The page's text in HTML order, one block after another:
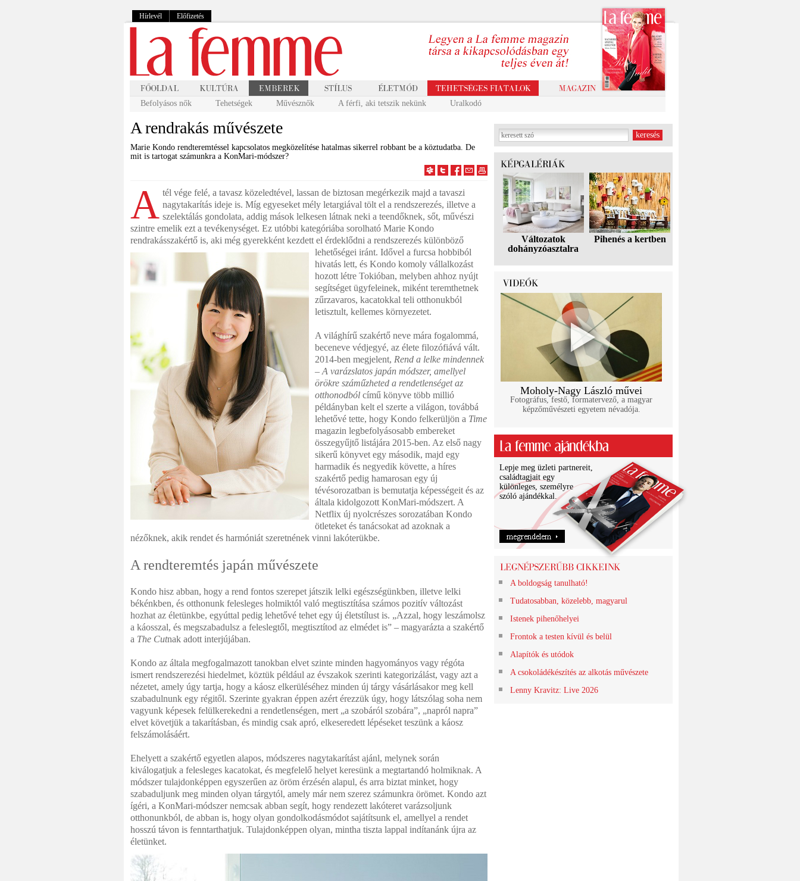
Hírlevél Előfizetés
Befolyásos nők Tehetségek Művésznők A férfi, aki tetszik nekünk Uralkodó
A rendrakás művészete
Marie Kondo rendteremtéssel kapcsolatos megközelítése hatalmas sikerrel robbant be a köztudatba. De
mit is tartogat számunkra a KonMari-módszer?
A tél vége felé, a tavasz közeledtével, lassan de biztosan megérkezik majd a tavaszi
nagytakarítás ideje is. Míg egyeseket mély letargiával tölt el a rendszerezés, illetve a
szelektálás gondolata, addig mások lelkesen látnak neki a teendőknek, sőt, művészi
szintre emelik ezt a tevékenységet. Ez utóbbi kategóriába sorolható Marie Kondo
rendrakásszakértő is, aki még gyerekként kezdett el érdeklődni a rendszerezés különböző
lehetőségei iránt. Idővel a furcsa hobbiból
hivatás lett, és Kondo komoly vállalkozást
hozott létre Tokióban, melyben ahhoz nyújt
segítséget ügyfeleinek, miként teremthetnek
zűrzavaros, kacatokkal teli otthonukból
letisztult, kellemes környezetet.
A világhírű szakértő neve mára fogalommá,
beceneve védjegyé, az élete filozófiává vált.
2014-ben megjelent, Rend a lelke mindennek
– A varázslatos japán módszer, amellyel
örökre száműzheted a rendetlenséget az
otthonodból című könyve több millió
példányban kelt el szerte a világon, továbbá
lehetővé tette, hogy Kondo felkerüljön a Time
magazin legbefolyásosabb embereket
összegyűjtő listájára 2015-ben. Az első nagy
sikerű könyvet egy második, majd egy
harmadik és negyedik követte, a híres
szakértő pedig hamarosan egy új
tévésorozatban is bemutatja képességeit és az
általa kidolgozott KonMari-módszert. A
Netflix új nyolcrészes sorozatában Kondo
ötleteket és tanácsokat ad azoknak a
nézőknek, akik rendet és harmóniát szeretnének vinni lakóterükbe.
A rendteremtés japán művészete
Kondo hisz abban, hogy a rend fontos szerepet játszik lelki egészségünkben, illetve lelki
békénkben, és otthonunk felesleges holmiktól való megtisztítása számos pozitív változást
hozhat az életünkbe, egyúttal pedig lehetővé tehet egy új életstílust is. „Azzal, hogy leszámolsz
a káosszal, és megszabadulsz a feleslegtől, megtisztítod az elmédet is” – magyarázta a szakértő
a The Cutnak adott interjújában.
Kondo az általa megfogalmazott tanokban elvet szinte minden hagyományos vagy régóta
ismert rendszerezési hiedelmet, köztük például az évszakok szerinti kategorizálást, vagy azt a
nézetet, amely úgy tartja, hogy a káosz elkerüléséhez minden új tárgy vásárlásakor meg kell
szabadulnunk egy régitől. Szerinte gyakran éppen azért érezzük úgy, hogy látszólag soha nem
vagyunk képesek felülkerekedni a rendetlenségen, mert „a szobáról szobára”, „napról napra”
elvet követjük a takarításban, és mindig csak apró, elkeseredett lépéseket teszünk a káosz
felszámolásáért.
Ehelyett a szakértő egyetlen alapos, módszeres nagytakarítást ajánl, melynek során
kiválogatjuk a felesleges kacatokat, és megfelelő helyet keresünk a megtartandó holmiknak. A
módszer tulajdonképpen egyszerűen az öröm érzésén alapul, és arra biztat minket, hogy
szabaduljunk meg minden olyan tárgytól, amely már nem szerez számunkra örömet. Kondo azt
ígéri, a KonMari-módszer nemcsak abban segít, hogy rendezett lakóteret varázsoljunk
otthonunkból, de abban is, hogy olyan gondolkodásmódot sajátítsunk el, amellyel a rendet
hosszú távon is fenntarthatjuk. Tulajdonképpen olyan, mintha tiszta lappal indítanánk újra az
életünket.
Változatok
dohányzóasztalra
Pihenés a kertben
Moholy-Nagy László művei
Fotográfus, festő, formatervező, a magyar
képzőművészeti egyetem névadója.
Lepje meg üzleti partnereit,
családtagjait egy
különleges, személyre
szóló ajándékkal.
A boldogság tanulható!
Tudatosabban, közelebb, magyarul
Istenek pihenőhelyei
Frontok a testen kívül és belül
Alapítók és utódok
A csokoládékészítés az alkotás művészete
Lenny Kravitz: Live 2026